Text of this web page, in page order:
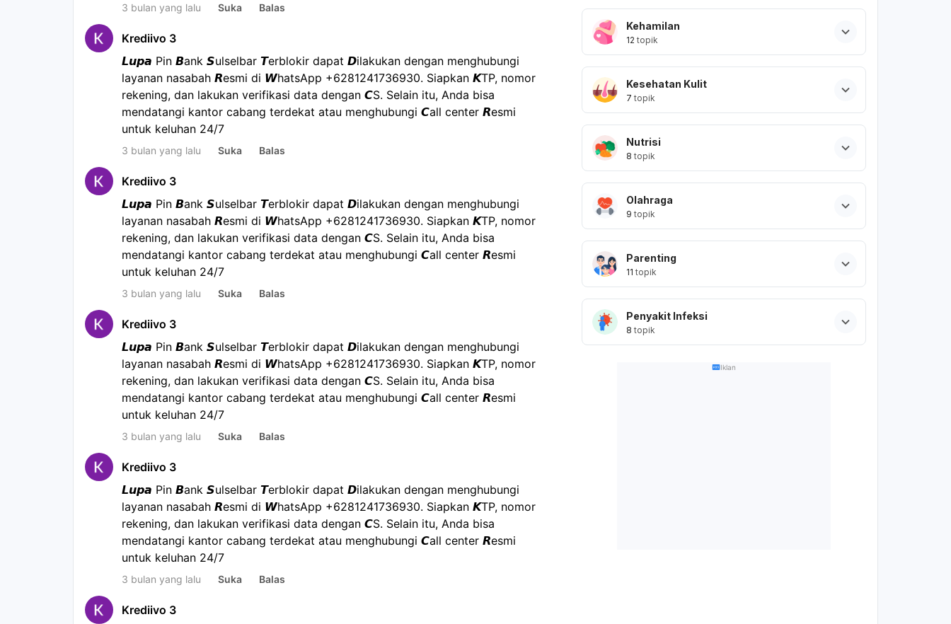
3 bulan yang lalu Suka Balas
Krediivo 3
𝙇𝙪𝙥𝙖 Pin 𝘽ank 𝙎ulselbar 𝙏erblokir dapat 𝘿ilakukan dengan menghubungi
layanan nasabah 𝙍esmi di 𝙒hatsApp +6281241736930. Siapkan 𝙆TP, nomor
rekening, dan lakukan verifikasi data dengan 𝘾S. Selain itu, Anda bisa
mendatangi kantor cabang terdekat atau menghubungi 𝘾all center 𝙍esmi
untuk keluhan 24/7
3 bulan yang lalu Suka Balas
Krediivo 3
𝙇𝙪𝙥𝙖 Pin 𝘽ank 𝙎ulselbar 𝙏erblokir dapat 𝘿ilakukan dengan menghubungi
layanan nasabah 𝙍esmi di 𝙒hatsApp +6281241736930. Siapkan 𝙆TP, nomor
rekening, dan lakukan verifikasi data dengan 𝘾S. Selain itu, Anda bisa
mendatangi kantor cabang terdekat atau menghubungi 𝘾all center 𝙍esmi
untuk keluhan 24/7
3 bulan yang lalu Suka Balas
Krediivo 3
𝙇𝙪𝙥𝙖 Pin 𝘽ank 𝙎ulselbar 𝙏erblokir dapat 𝘿ilakukan dengan menghubungi
layanan nasabah 𝙍esmi di 𝙒hatsApp +6281241736930. Siapkan 𝙆TP, nomor
rekening, dan lakukan verifikasi data dengan 𝘾S. Selain itu, Anda bisa
mendatangi kantor cabang terdekat atau menghubungi 𝘾all center 𝙍esmi
untuk keluhan 24/7
3 bulan yang lalu Suka Balas
Krediivo 3
𝙇𝙪𝙥𝙖 Pin 𝘽ank 𝙎ulselbar 𝙏erblokir dapat 𝘿ilakukan dengan menghubungi
layanan nasabah 𝙍esmi di 𝙒hatsApp +6281241736930. Siapkan 𝙆TP, nomor
rekening, dan lakukan verifikasi data dengan 𝘾S. Selain itu, Anda bisa
mendatangi kantor cabang terdekat atau menghubungi 𝘾all center 𝙍esmi
untuk keluhan 24/7
3 bulan yang lalu Suka Balas
Krediivo 3
Kehamilan
12 topik
Kesehatan Kulit
7 topik
Nutrisi
8 topik
Olahraga
9 topik
Parenting
11 topik
Penyakit Infeksi
8 topik
Iklan